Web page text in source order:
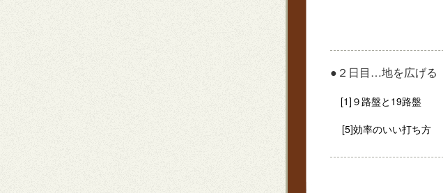
●２日目…地を広げる
[1]９路盤と19路盤
[5]効率のいい打ち方